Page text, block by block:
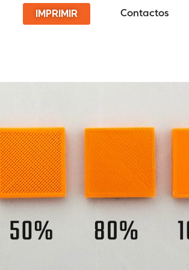
IMPRIMIR Contactos